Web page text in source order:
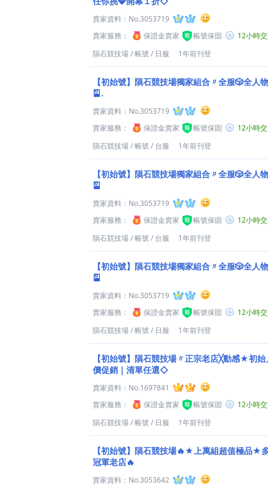
賣家資料： No.3053719
賣家服務：
保證金賣家 帳號保固
12小時
隕石競技場/帳號/ 日服 1年前刊登
【初始號】隕石競技場獨家組合〃全服🎲全人
🎴.
賣家資料： No.3053719
賣家服務：
保證金賣家 帳號保固
12小時
隕石競技場/帳號/ 台服 1年前刊登
【初始號】隕石競技場獨家組合〃全服🎲全人
🎴
賣家資料： No.3053719
賣家服務：
保證金賣家 帳號保固
12小時
隕石競技場/帳號/ 台服 1年前刊登
【初始號】隕石競技場獨家組合〃全服🎲全人
🎴
賣家資料： No.3053719
賣家服務：
保證金賣家 帳號保固
12小時
隕石競技場/帳號/ 日服 1年前刊登
【初始號】隕石競技場〃正宗老店╳動感★初
價促銷｜清單任選◇
賣家資料： No.1697841
賣家服務：
保證金賣家 帳號保固
12小時
隕石競技場/帳號/ 日服 1年前刊登
【初始號】隕石競技場🔥★上萬組超值極品★
冠軍老店🔥
賣家資料： No.3053642